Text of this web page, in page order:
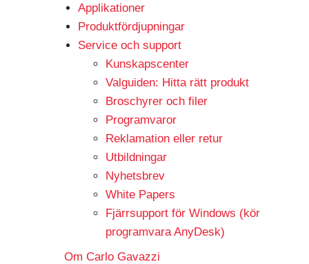
Applikationer
Produktfördjupningar
Service och support
Kunskapscenter
Valguiden: Hitta rätt produkt
Broschyrer och filer
Programvaror
Reklamation eller retur
Utbildningar
Nyhetsbrev
White Papers
Fjärrsupport för Windows (kör
programvara AnyDesk)
Om Carlo Gavazzi